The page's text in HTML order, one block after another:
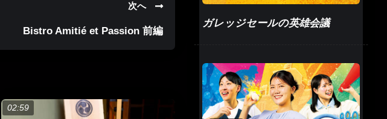
次へ
Bistro Amitié et Passion 前編
02:59
ガレッジセールの英雄会議